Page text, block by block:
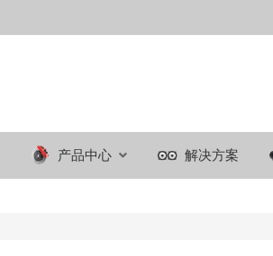
产品中心 解决方案